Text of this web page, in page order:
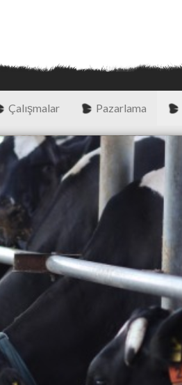
Çalışmalar Pazarlama